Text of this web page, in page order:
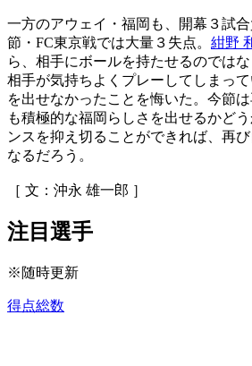
一方のアウェイ・福岡も、開幕３試
節・FC東京戦では大量３失点。 紺野
ら、相手にボールを持たせるのではな
相手が気持ちよくプレーしてしまっ
を出せなかったことを悔いた。今節
も積極的な福岡らしさを出せるかど
ンスを抑え切ることができれば、再
なるだろう。
［ 文：沖永 雄一郎 ］
注目選手
※随時更新
得点総数